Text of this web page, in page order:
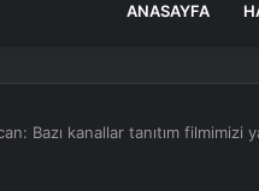
ANASAYFA
Bazı kanallar tanıtım filmimizi